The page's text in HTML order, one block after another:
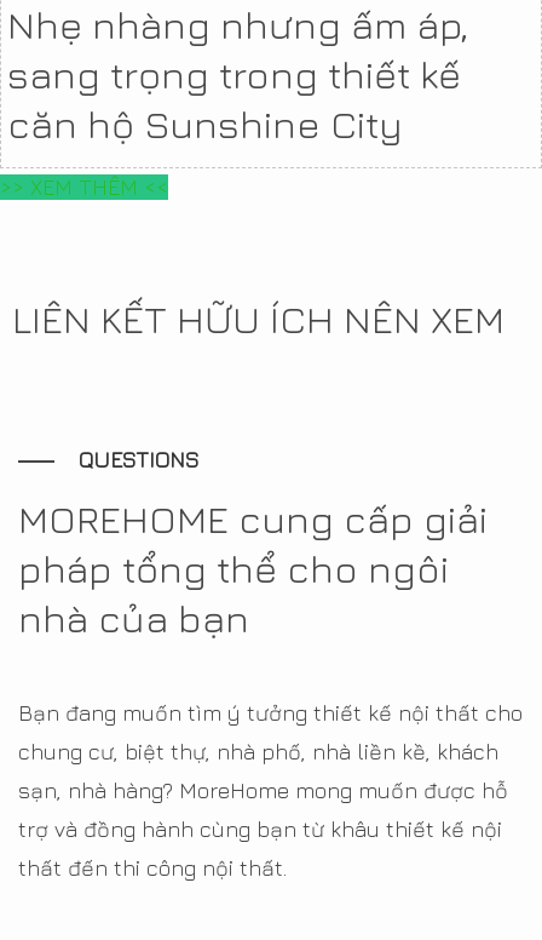
Nhẹ nhàng nhưng ấm áp,
sang trọng trong thiết kế
căn hộ Sunshine City
>> XEM THÊM <<
LIÊN KẾT HỮU ÍCH NÊN XEM
QUESTIONS
MOREHOME cung cấp giải
pháp tổng thể cho ngôi
nhà của bạn
Bạn đang muốn tìm ý tưởng thiết kế nội thất cho
chung cư, biệt thự, nhà phố, nhà liền kề, khách
sạn, nhà hàng? MoreHome mong muốn được hỗ
trợ và đồng hành cùng bạn từ khâu thiết kế nội
thất đến thi công nội thất.